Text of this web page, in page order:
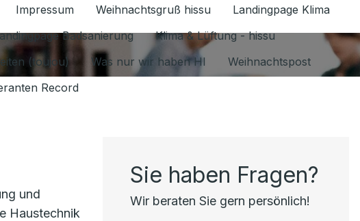
für Datenschutz 1.6.2026 umschalten
Impressum Weihnachtsgruß hissu
Landingpage Klima
Badsanierung
Klima & Lüftung - hissu
(toujou) Was nur wir haben HI
Weihnachtspost
Record
und
Haustechnik
Sie haben Fragen?
Wir beraten Sie gern persönlich!